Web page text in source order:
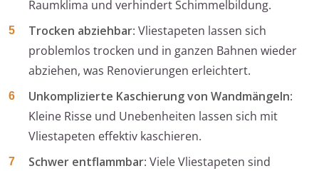
Raumklima und verhindert Schimmelbildung.
Trocken abziehbar: Vliestapeten lassen sich
problemlos trocken und in ganzen Bahnen wieder
abziehen, was Renovierungen erleichtert.
Unkomplizierte Kaschierung von Wandmängeln:
Kleine Risse und Unebenheiten lassen sich mit
Vliestapeten effektiv kaschieren.
Schwer entflammbar: Viele Vliestapeten sind